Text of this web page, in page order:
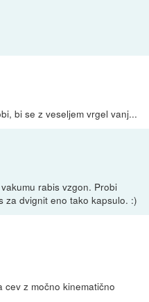
bi se z veseljem vrgel vanj...
rabis vzgon. Probi
za dvignit eno tako kapsulo. :)
cev z močno kinematično